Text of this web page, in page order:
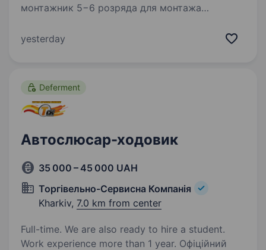
монтажник 5−6 розряда для монтажа
тепломеханічного обладнання. Підприємство
yesterday
Deferment
Автослюсар-ходовик
35 000 – 45 000 UAH
Торгівельно-Сервисна Компанія
Kharkiv, 7.0 km from center
Full-time. We are also ready to hire a student.
Work experience more than 1 year. Офіційний